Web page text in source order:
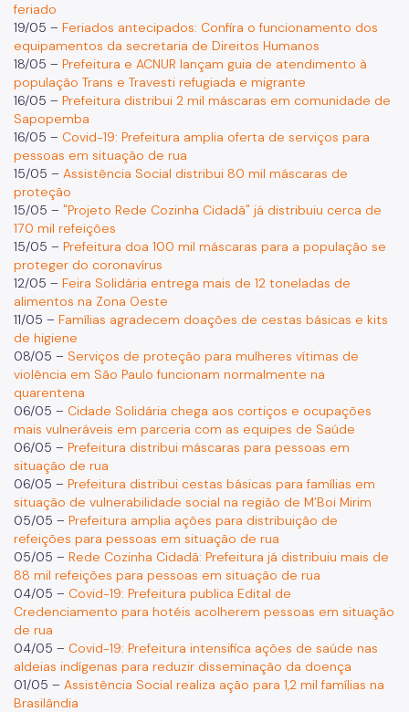
feriado
19/05 – Feriados antecipados: Confira o funcionamento dos
equipamentos da secretaria de Direitos Humanos
18/05 – Prefeitura e ACNUR lançam guia de atendimento à
população Trans e Travesti refugiada e migrante
16/05 – Prefeitura distribui 2 mil máscaras em comunidade de
Sapopemba
16/05 – Covid-19: Prefeitura amplia oferta de serviços para
pessoas em situação de rua
15/05 – Assistência Social distribui 80 mil máscaras de
proteção
15/05 – "Projeto Rede Cozinha Cidadã" já distribuiu cerca de
170 mil refeições
15/05 – Prefeitura doa 100 mil máscaras para a população se
proteger do coronavírus
12/05 – Feira Solidária entrega mais de 12 toneladas de
alimentos na Zona Oeste
11/05 – Famílias agradecem doações de cestas básicas e kits
de higiene
08/05 – Serviços de proteção para mulheres vítimas de
violência em São Paulo funcionam normalmente na
quarentena
06/05 – Cidade Solidária chega aos cortiços e ocupações
mais vulneráveis em parceria com as equipes de Saúde
06/05 – Prefeitura distribui máscaras para pessoas em
situação de rua
06/05 – Prefeitura distribui cestas básicas para famílias em
situação de vulnerabilidade social na região de M’Boi Mirim
05/05 – Prefeitura amplia ações para distribuição de
refeições para pessoas em situação de rua
05/05 – Rede Cozinha Cidadã: Prefeitura já distribuiu mais de
88 mil refeições para pessoas em situação de rua
04/05 – Covid-19: Prefeitura publica Edital de
Credenciamento para hotéis acolherem pessoas em situação
de rua
04/05 – Covid-19: Prefeitura intensifica ações de saúde nas
aldeias indígenas para reduzir disseminação da doença
01/05 – Assistência Social realiza ação para 1,2 mil famílias na
Brasilândia